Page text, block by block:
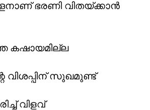
ഭരണി വിതയ്ക്കാൻ
കഷായമില്ല
വിശപ്പിന് സുഖമുണ്ട്
വിളവ്